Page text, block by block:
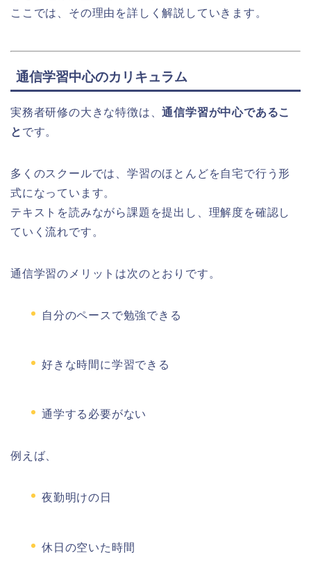
ここでは、その理由を詳しく解説していきます。
通信学習中心のカリキュラム
実務者研修の大きな特徴は、通信学習が中心であるこ
と です。
多くのスクールでは、学習のほとんどを自宅で行う形
式になっています。
テキストを読みながら課題を提出し、理解度を確認し
ていく流れです。
通信学習のメリットは次のとおりです。
自分のペースで勉強できる
好きな時間に学習できる
通学する必要がない
例えば、
夜勤明けの日
休日の空いた時間